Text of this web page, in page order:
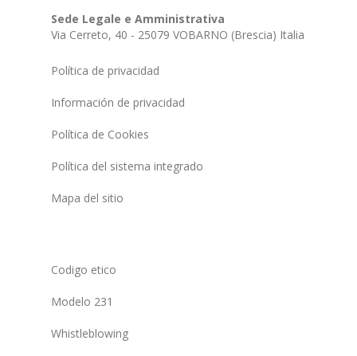
Sede Legale e Amministrativa
Via Cerreto, 40 - 25079 VOBARNO (Brescia) Italia
Política de privacidad
Información de privacidad
Política de Cookies
Política del sistema integrado
Mapa del sitio
Codigo etico
Modelo 231
Whistleblowing